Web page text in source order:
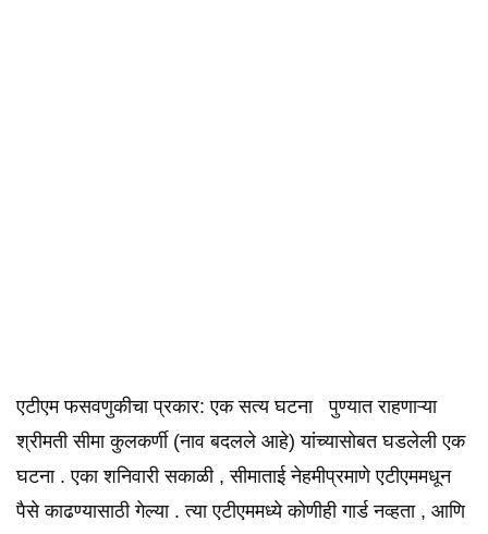
एटीएम फसवणुकीचा प्रकार: एक सत्य घटना ️ पुण्यात राहणाऱ्या
श्रीमती सीमा कुलकर्णी (नाव बदलले आहे) यांच्यासोबत घडलेली एक
घटना . एका शनिवारी सकाळी , सीमाताई नेहमीप्रमाणे एटीएममधून
पैसे काढण्यासाठी गेल्या . त्या एटीएममध्ये कोणीही गार्ड नव्हता , आणि